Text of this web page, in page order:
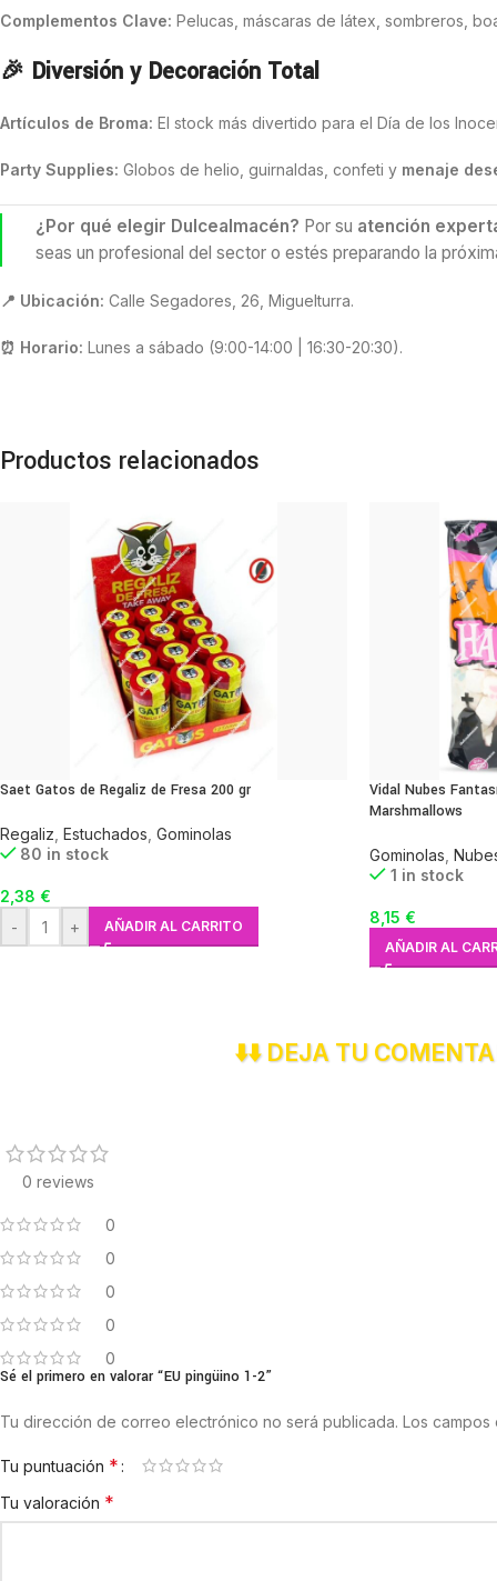
Complementos Clave: Pelucas, máscaras de látex, sombreros,
🎉 Diversión y Decoración Total
Artículos de Broma: El stock más divertido para el Día de los
Party Supplies: Globos de helio, guirnaldas, confeti y menaje
¿Por qué elegir Dulcealmacén? Por su atención
seas un profesional del sector o estés preparando la
📍 Ubicación: Calle Segadores, 26, Miguelturra.
⏰ Horario: Lunes a sábado (9:00-14:00 | 16:30-20:30).
Productos relacionados
Saet Gatos de Regaliz de Fresa 200 gr
Regaliz Estuchados Gominolas
80 in stock
2,38 €
-
+ AÑADIR AL CARRITO
Vidal Nubes
Marshmallows
Gominolas
1 in stock
8,15 €
AÑADIR AL
⬇️⬇️ DEJA TU
0 reviews
0
0
0
0
0
Sé el primero en valorar “EU pingüino 1-2”
Tu dirección de correo electrónico no será publicada. Los
Tu puntuación *
Tu valoración *